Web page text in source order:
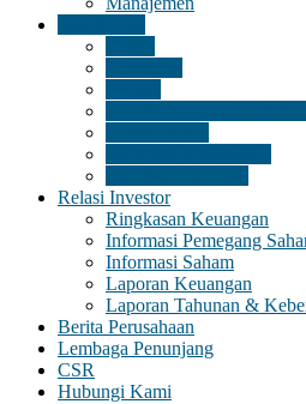
Relasi Investor
Ringkasan Keuangan
Informasi Pemegang
Informasi Saham
Laporan Keuangan
Laporan Tahunan &
Berita Perusahaan
Lembaga Penunjang
CSR
Hubungi Kami